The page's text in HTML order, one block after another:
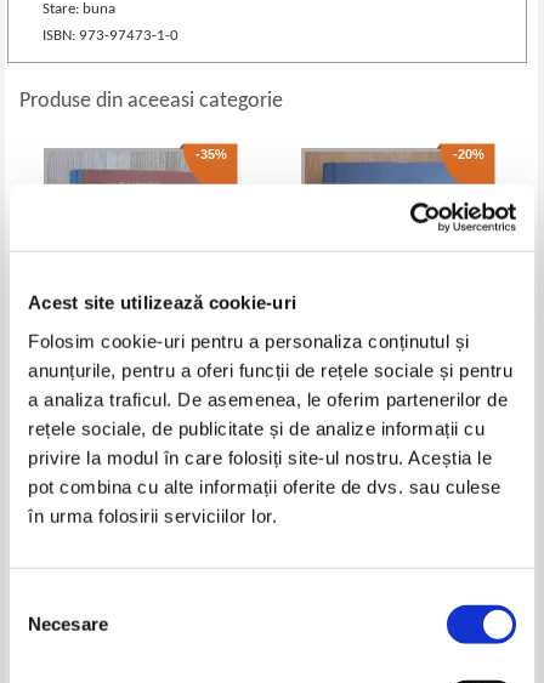
Acest site utilizează cookie-uri
Folosim cookie-uri pentru a personaliza conținutul și
anunțurile, pentru a oferi funcții de rețele sociale și pentru
a analiza traficul. De asemenea, le oferim partenerilor de
rețele sociale, de publicitate și de analize informații cu
privire la modul în care folosiți site-ul nostru. Aceștia le
pot combina cu alte informații oferite de dvs. sau culese
în urma folosirii serviciilor lor.
consimțământului
Necesare
Stare: buna
ISBN: 973-97473-1-0
Produse din aceeasi categorie
-35%
dusmanului (volumul 1)
Pret: 23,00Lei 14,95 Lei
Adaugă în coș
-20%
William Faulkner - Neinfrantii
Pret:17,00Lei 13,60 Lei
Adaugă în coș